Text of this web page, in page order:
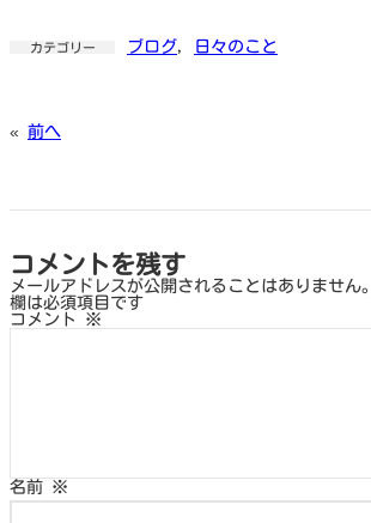
カテゴリー ブログ, 日々のこと
« 前へ
コメントを残す
メールアドレスが公開されることはありません。
欄は必須項目です
コメント ※
名前 ※